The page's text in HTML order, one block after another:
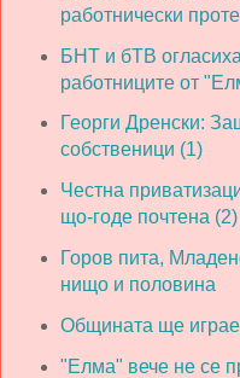
работнически
БНТ и бТВ
работниците от
Георги Дренски:
собственици (1)
Честна
що-годе почтена (2)
Горов пита,
нищо и половина
Общината ще
"Елма" вече не се